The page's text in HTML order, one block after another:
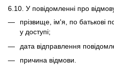
6.10. У повідомленні про
прізвище, ім'я, по батькові
у доступі;
дата відправлення
причина відмови.